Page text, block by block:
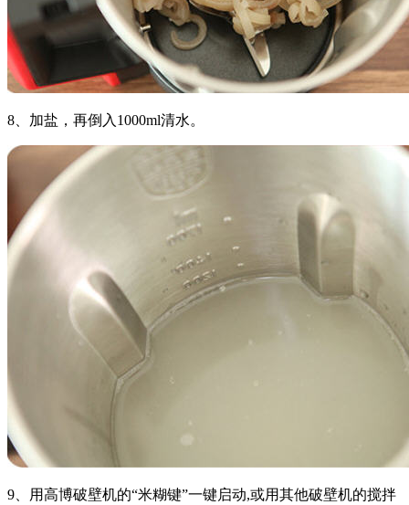
8、加盐，再倒入1000ml清水。
9、用高博破壁机的“米糊键”一键启动,或用其他破壁机的搅拌